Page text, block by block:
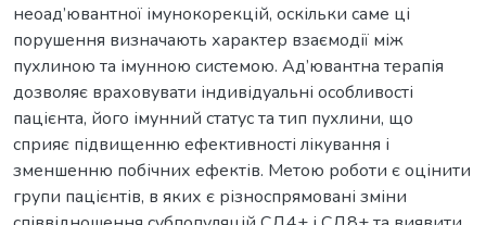
неоад’ювантної імунокорекцій, оскільки саме ці
порушення визначають характер взаємодії між
пухлиною та імунною системою. Ад’ювантна терапія
дозволяє враховувати індивідуальні особливості
пацієнта, його імунний статус та тип пухлини, що
сприяє підвищенню ефективності лікування і
зменшенню побічних ефектів. Метою роботи є оцінити
групи пацієнтів, в яких є різноспрямовані зміни